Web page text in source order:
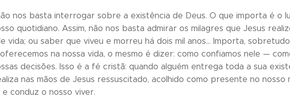
nos basta interrogar sobre a existência de Deus. O que importa é o
quotidiano. Assim, não nos basta admirar os milagres que Jesus
vida; ou saber que viveu e morreu há dois mil anos… Importa,
na nossa vida, o mesmo é dizer: como confiamos nele —
decisões. Isso é a fé cristã: quando alguém entrega toda a sua
nas mãos de Jesus ressuscitado, acolhido como presente no nosso
e conduz o nosso viver.